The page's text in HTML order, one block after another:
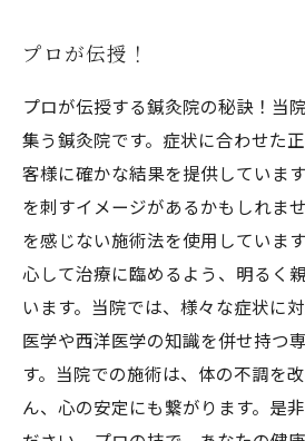
プロが伝授！
プロが伝授する鍼灸院の秘訣！当
集う鍼灸院です。症状に合わせた
客様に確かな結果を提供していま
を刺すイメージがあるかもしれま
を感じない施術法を使用していま
心して治療に臨めるよう、明るく
います。当院では、様々な症状に
医学や西洋医学の知識を併せ持つ
す。当院での施術は、体の不調を
ん、心の安定にも繋がります。是